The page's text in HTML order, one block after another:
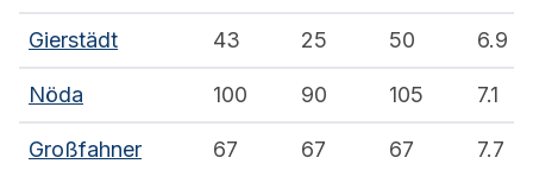
Gierstädt 43 25 50 6.9
Nöda 100 90 105 7.1
Großfahner 67 67 67 7.7